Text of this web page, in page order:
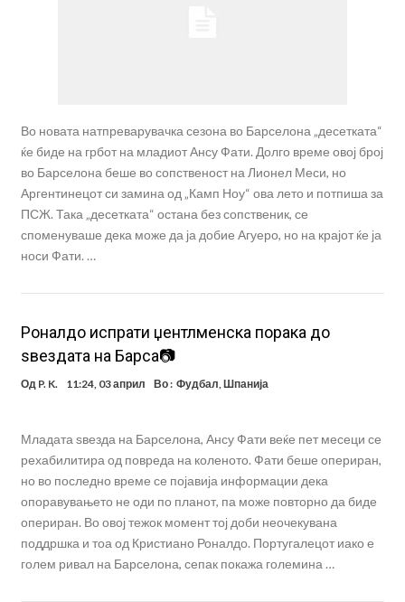
Во новата натпреварувачка сезона во Барселона „десетката“
ќе биде на грбот на младиот Ансу Фати. Долго време овој број
во Барселона беше во сопственост на Лионел Меси, но
Аргентинецот си замина од „Камп Ноу“ ова лето и потпиша за
ПСЖ. Така „десетката“ остана без сопственик, се
споменуваше дека може да ја добие Агуеро, но на крајот ќе ја
носи Фати. …
Роналдо испрати џентлменска порака до
ѕвездата на Барса📷
Од P. K. 11:24, 03 април Во : Фудбал,Шпанија
Младата ѕвезда на Барселона, Ансу Фати веќе пет месеци се
рехабилитира од повреда на коленото. Фати беше опериран,
но во последно време се појавија информации дека
опоравувањето не оди по планот, па може повторно да биде
опериран. Во овој тежок момент тој доби неочекувана
поддршка и тоа од Кристиано Роналдо. Португалецот иако е
голем ривал на Барселона, сепак покажа големина …